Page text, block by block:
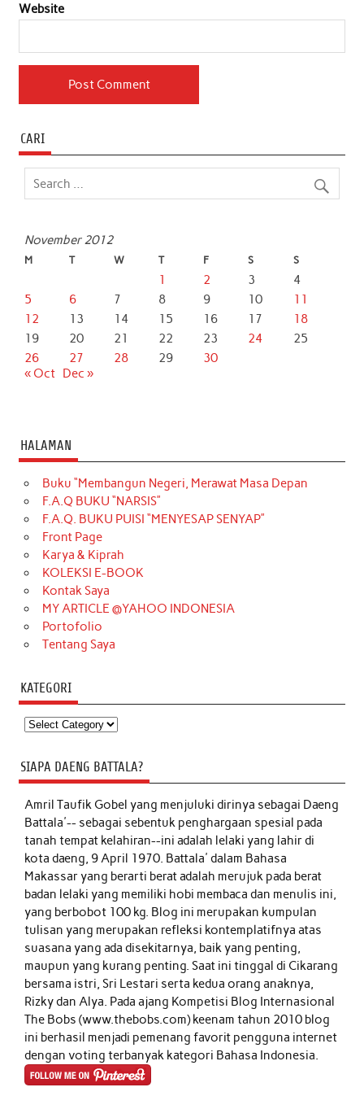
Website
CARI
November 2012
M T W T F S S
1 2 3
4
5
6 7 8 9 10
11
12
13 14 15 16 17
18
19
20 21 22 23 24
25
26
27 28 29
30
« Oct Dec »
HALAMAN
Buku “Membangun Negeri, Merawat Masa Depan
F.A.Q BUKU “NARSIS”
F.A.Q. BUKU PUISI “MENYESAP SENYAP”
Front Page
Karya & Kiprah
KOLEKSI E-BOOK
Kontak Saya
MY ARTICLE @YAHOO INDONESIA
Portofolio
Tentang Saya
KATEGORI
Kategori
SIAPA DAENG BATTALA?
Amril Taufik Gobelyang menjuluki dirinya sebagai Daeng
Battala'-- sebagai sebentuk penghargaan spesial pada
tanah tempat kelahiran--ini adalah lelaki yang lahir di
kota daeng, 9 April 1970. Battala' dalam Bahasa
Makassar yang berarti berat adalah merujuk pada berat
badan lelaki yang memiliki hobi membaca dan menulis ini,
yang berbobot 100 kg. Blog ini merupakan kumpulan
tulisan yang merupakan refleksi kontemplatifnya atas
suasana yang ada disekitarnya, baik yang penting,
maupun yang kurang penting. Saat ini tinggal di Cikarang
bersama istri, Sri Lestari serta kedua orang anaknya,
Rizky dan Alya. Pada ajang Kompetisi Blog Internasional
The Bobs (www.thebobs.com) keenam tahun 2010 blog
ini berhasil menjadi pemenang favorit pengguna internet
dengan voting terbanyak kategori Bahasa Indonesia.